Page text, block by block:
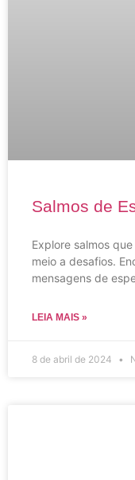
Salmos de
Explore salmos
meio a desafios.
mensagens de
LEIA MAIS »
8 de abril de 2024